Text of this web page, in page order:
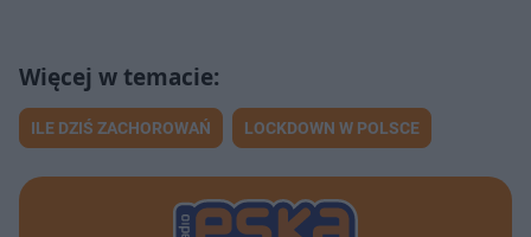
ILE DZIŚ ZACHOROWAŃ LOCKDOWN W POLSCE